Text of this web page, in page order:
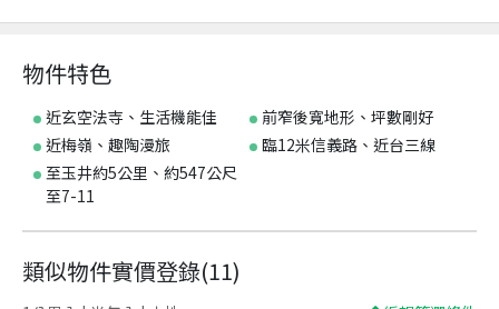
物件特色
近玄空法寺、生活機能佳
前窄後寬地形、坪數剛好
近梅嶺、趣陶漫旅
臨12米信義路、近台三線
至玉井約5公里、約547公尺
至7-11
類似物件實價登錄(11)